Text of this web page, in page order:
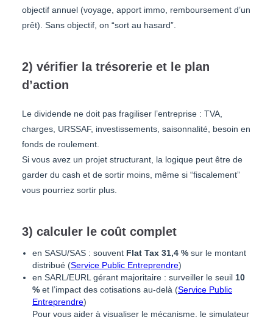
objectif annuel (voyage, apport immo, remboursement d’un
prêt). Sans objectif, on “sort au hasard”.
2) vérifier la trésorerie et le plan
d’action
Le dividende ne doit pas fragiliser l’entreprise : TVA,
charges, URSSAF, investissements, saisonnalité, besoin en
fonds de roulement.
Si vous avez un projet structurant, la logique peut être de
garder du cash et de sortir moins, même si “fiscalement”
vous pourriez sortir plus.
3) calculer le coût complet
en SASU/SAS : souvent Flat Tax 31,4 % sur le montant
distribué (Service Public Entreprendre)
en SARL/EURL gérant majoritaire : surveiller le seuil 10
% et l’impact des cotisations au-delà (Service Public
Entreprendre)
Pour vous aider à visualiser le mécanisme, le simulateur